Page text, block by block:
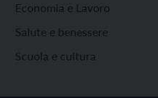
Economia e Lavoro
Salute e benessere
Scuola e cultura